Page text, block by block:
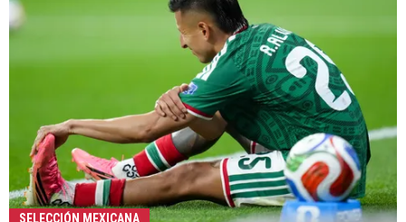
SELECCIÓN MEXICANA